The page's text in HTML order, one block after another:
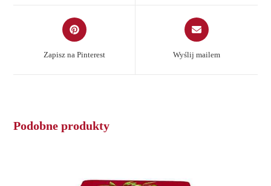
Opens
in
Zapisz na Pinterest
Opens
in
new
Wyślij mailem
Podobne produkty